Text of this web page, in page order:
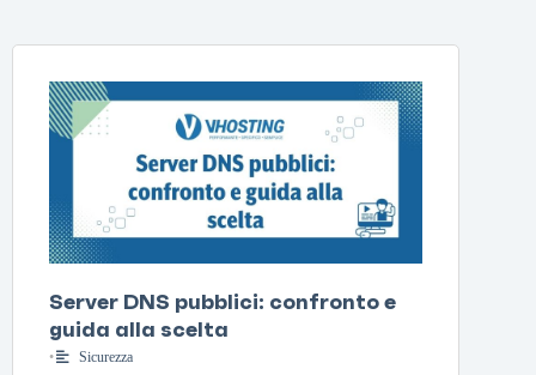
Server DNS pubblici: confronto e
guida alla scelta
• Sicurezza